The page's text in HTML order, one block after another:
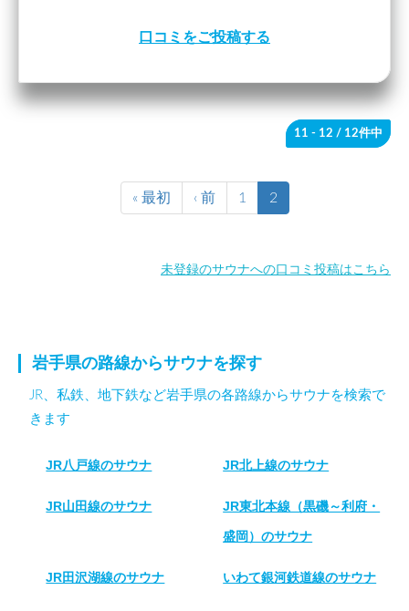
口コミをご投稿する
11 - 12 / 12件中
« 最初 ‹ 前 1 2
未登録のサウナへの口コミ投稿はこちら
岩手県の路線からサウナを探す
JR、私鉄、地下鉄など岩手県の各路線からサウナを検索で
きます
JR八戸線のサウナ JR北上線のサウナ
JR山田線のサウナ JR東北本線（黒磯～利府・
盛岡）のサウナ
JR田沢湖線のサウナ いわて銀河鉄道線のサウナ